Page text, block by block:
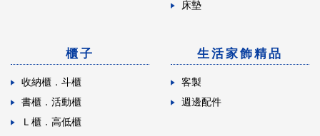
床墊
櫃子
收納櫃．斗櫃
書櫃．活動櫃
Ｌ櫃．高低櫃
生活家飾精品
客製
週邊配件